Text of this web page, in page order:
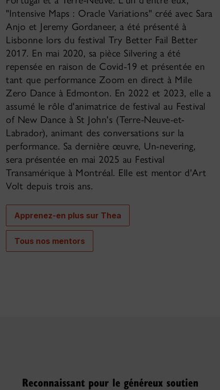
"Intensive Maps : Oracle Variations" créé avec Sara
Anjo et Jeremy Gordaneer, a été présenté à
Lisbonne lors du festival Try Better Fail Better
2017. En mai 2020, sa pièce Silvering a été
repensée en raison de Covid-19 et présentée en
tant que performance Zoom en direct à Mile
Zero Dance à Edmonton. En 2022 et 2023, elle a
assumé le rôle d'animatrice de festival au Festival
of New Dance à St John's (Terre-Neuve-et-
Labrador), animant des conversations sur la
performance. Sa dernière œuvre, Un-nevering,
sera présentée en mai 2025 au Festival
Transamérique à Montréal. Elle est mentor d'Art
Volt depuis trois ans.
Apprenez-en plus sur Thea
Tous nos mentors
Reconnaissant pour le généreux soutien